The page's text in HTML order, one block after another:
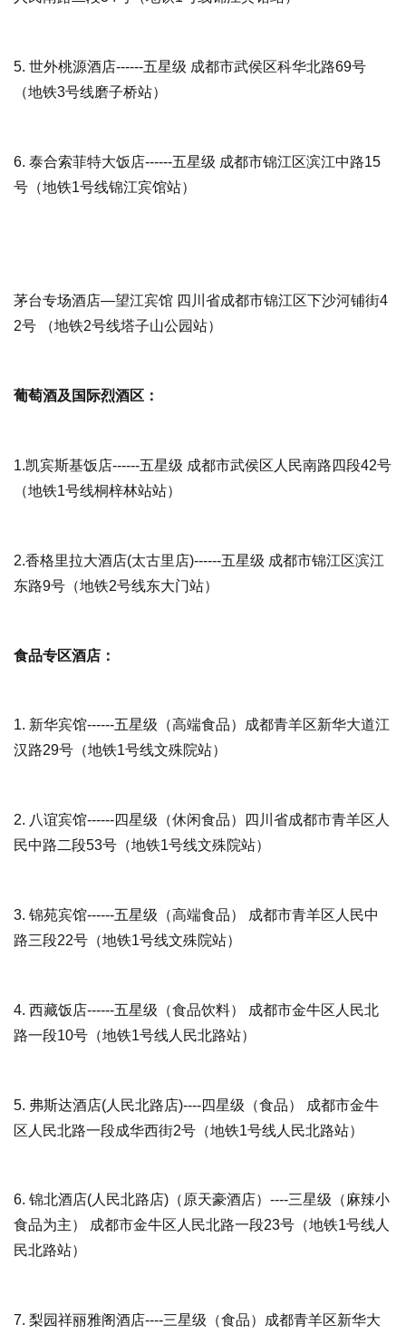
5. 世外桃源酒店------五星级 成都市武侯区科华北路69号
（地铁3号线磨子桥站）
6. 泰合索菲特大饭店------五星级 成都市锦江区滨江中路15
号（地铁1号线锦江宾馆站）
茅台专场酒店—望江宾馆 四川省成都市锦江区下沙河铺街4
2号 （地铁2号线塔子山公园站）
葡萄酒及国际烈酒区：
1.凯宾斯基饭店------五星级 成都市武侯区人民南路四段42号
（地铁1号线桐梓林站站）
2.香格里拉大酒店(太古里店)------五星级 成都市锦江区滨江
东路9号（地铁2号线东大门站）
食品专区酒店：
1. 新华宾馆------五星级（高端食品）成都青羊区新华大道江
汉路29号（地铁1号线文殊院站）
2. 八谊宾馆------四星级（休闲食品）四川省成都市青羊区人
民中路二段53号（地铁1号线文殊院站）
3. 锦苑宾馆------五星级（高端食品） 成都市青羊区人民中
路三段22号（地铁1号线文殊院站）
4. 西藏饭店------五星级（食品饮料） 成都市金牛区人民北
路一段10号（地铁1号线人民北路站）
5. 弗斯达酒店(人民北路店)----四星级（食品） 成都市金牛
区人民北路一段成华西街2号（地铁1号线人民北路站）
6. 锦北酒店(人民北路店) （原天豪酒店）----三星级（麻辣小
食品为主） 成都市金牛区人民北路一段23号（地铁1号线人
民北路站）
7. 梨园祥丽雅阁酒店----三星级（食品）成都青羊区新华大